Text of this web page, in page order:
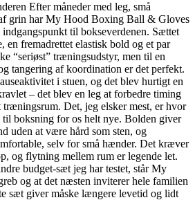
Efter måneder med leg, små
grin har My Hood Boxing Ball & Gloves
til bokseverdenen. Sættet
en fremadrettet elastisk bold og et par
“seriøst” træningsudstyr, men til en
tangering af koordination er det perfekt.
i stuen, og det blev hurtigt en
– det blev en leg at forbedre timing
træningsrum. Det, jeg elsker mest, er hvor
boksning for os helt nye. Bolden giver
uden at være hård som sten, og
selv for små hænder. Det kræver
og flytning mellem rum er legende let.
budget-sæt jeg har testet, står My
og at det næsten inviterer hele familien
sæt giver måske længere levetid og lidt